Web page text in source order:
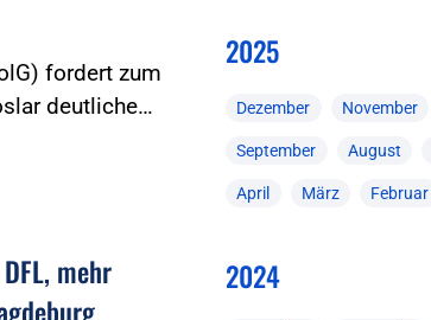
fordert zum
deutliche…
mehr
2025
Dezember November
September August
April März Februar
2024